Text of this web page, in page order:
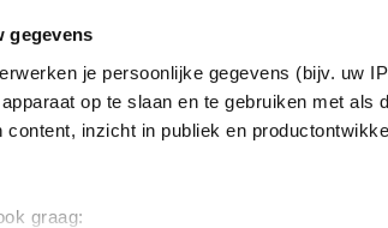
gegevens
je persoonlijke gegevens (bijv. uw
op te slaan en te gebruiken met als
content, inzicht in publiek en
graag:
Frenkie de Jong en presentatrice Noa
er naar zijn spel wordt gekeken. ‘Heel
maar die zien het niet’, zei Frenkie toen.